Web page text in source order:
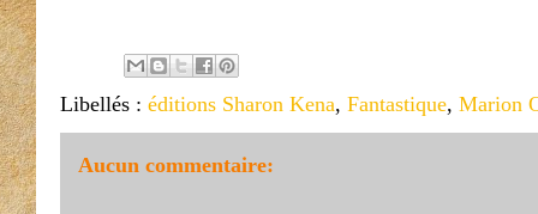
Libellés : éditions Sharon Kena, Fantastique, Marion
Aucun commentaire: